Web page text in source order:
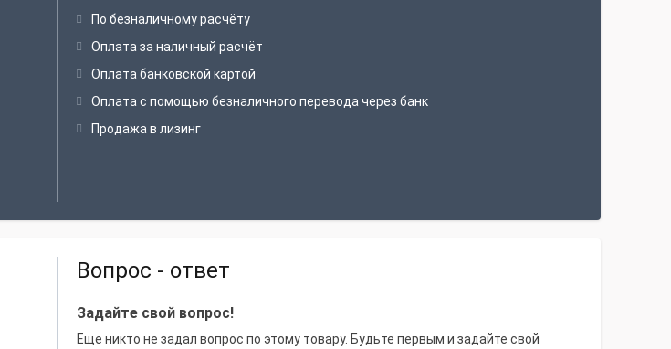
По безналичному расчёту
Оплата за наличный расчёт
Оплата банковской картой
Оплата с помощью безналичного перевода через банк
Продажа в лизинг
Вопрос - ответ
Задайте свой вопрос!
Еще никто не задал вопрос по этому товару. Будьте первым и задайте свой